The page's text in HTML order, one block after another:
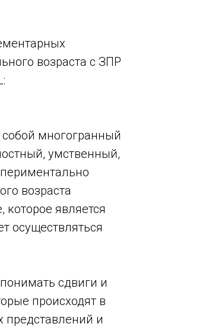
возраста с ЗПР
многогранный
умственный,
возраста
является
осуществляться
сдвиги и
происходят в
представлений и